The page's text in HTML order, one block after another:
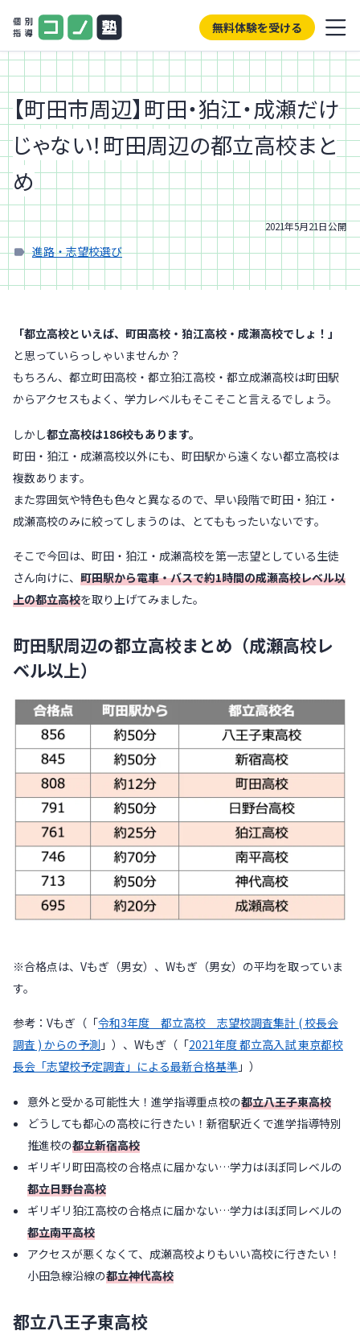
無料体験を受ける
【町田市周辺】町田・狛江・成瀬だけ
じゃない！町田周辺の都立高校まと
め
2021年5月21日公開
進路・志望校選び
「都立高校といえば、町田高校・狛江高校・成瀬高校でしょ！」
と思っていらっしゃいませんか？
もちろん、都立町田高校・都立狛江高校・都立成瀬高校は町田駅
からアクセスもよく、学力レベルもそこそこと言えるでしょう。
しかし都立高校は186校もあります。
町田・狛江・成瀬高校以外にも、町田駅から遠くない都立高校は
複数あります。
また雰囲気や特色も色々と異なるので、早い段階で町田・狛江・
成瀬高校のみに絞ってしまうのは、とてももったいないです。
そこで今回は、町田・狛江・成瀬高校を第一志望としている生徒
さん向けに、 町田駅から電車・バスで約1時間の成瀬高校レベル以
上の都立高校を取り上げてみました。
町田駅周辺の都立高校まとめ（成瀬高校レ
ベル以上）
※合格点は、Vもぎ（男女）、Wもぎ（男女）の平均を取っていま
す。
参考：Vもぎ（「令和3年度 都立高校 志望校調査集計 ( 校長会
調査 ) からの予測 」）、Wもぎ（「2021年度 都立高入試 東京都校
長会「志望校予定調査」による最新合格基準 」）
意外と受かる可能性大！進学指導重点校の都立八王子東高校
どうしても都心の高校に行きたい！新宿駅近くで進学指導特別
推進校の都立新宿高校
ギリギリ町田高校の合格点に届かない…学力はほぼ同レベルの
都立日野台高校
ギリギリ狛江高校の合格点に届かない…学力はほぼ同レベルの
都立南平高校
アクセスが悪くなくて、成瀬高校よりもいい高校に行きたい！
小田急線沿線の都立神代高校
都立八王子東高校